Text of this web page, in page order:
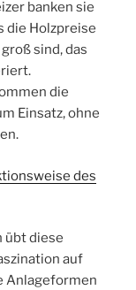
banken sie
die Holzpreise
sind, das
die
Einsatz, ohne
des
übt diese
auf
Anlageformen